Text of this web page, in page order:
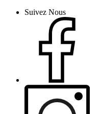
Suivez Nous